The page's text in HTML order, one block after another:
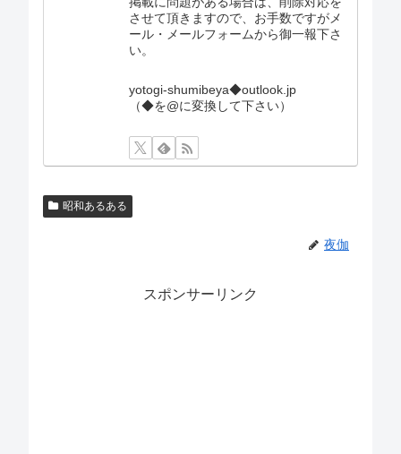
させて頂きますので、お手数ですがメ
ール・メールフォームから御一報下さ
い。
yotogi-shumibeya◆outlook.jp
（◆を@に変換して下さい）
昭和あるある
夜伽
スポンサーリンク